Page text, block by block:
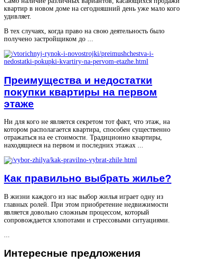
квартир в новом доме на сегодняшний день уже мало кого
удивляет.
В тех случаях, когда право на свою деятельность было
получено застройщиком до ...
Преимущества и недостатки
покупки квартиры на первом
этаже
Ни для кого не является секретом тот факт, что этаж, на
котором располагается квартира, способен существенно
отражаться на ее стоимости. Традиционно квартиры,
находящиеся на первом и последних этажах ...
Как правильно выбрать жилье?
В жизни каждого из нас выбор жилья играет одну из
главных ролей. При этом приобретение недвижимости
является довольно сложным процессом, который
сопровождается хлопотами и стрессовыми ситуациями.
Интересные предложения